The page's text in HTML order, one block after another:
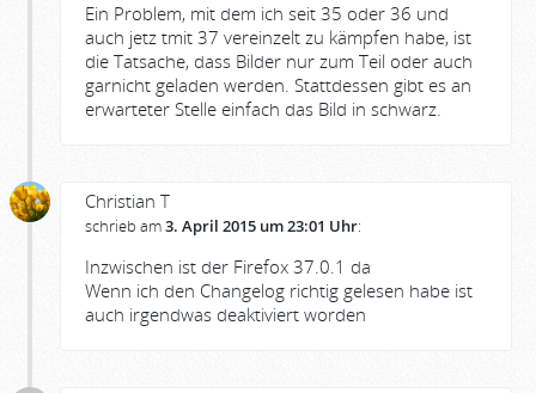
Ein Problem, mit dem ich seit 35 oder 36 und
auch jetz tmit 37 vereinzelt zu kämpfen habe, ist
die Tatsache, dass Bilder nur zum Teil oder auch
garnicht geladen werden. Stattdessen gibt es an
erwarteter Stelle einfach das Bild in schwarz.
Christian T
schrieb am3. April 2015 um 23:01 Uhr:
Inzwischen ist der Firefox 37.0.1 da
Wenn ich den Changelog richtig gelesen habe ist
auch irgendwas deaktiviert worden